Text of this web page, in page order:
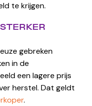
te krijgen.
gebreken
in de
een lagere prijs
herstel. Dat geldt
.